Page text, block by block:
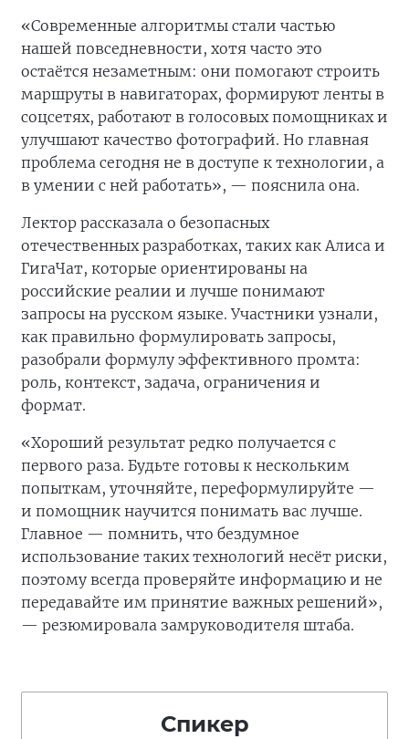
«Современные алгоритмы стали частью
нашей повседневности, хотя часто это
остаётся незаметным: они помогают строить
маршруты в навигаторах, формируют ленты в
соцсетях, работают в голосовых помощниках и
улучшают качество фотографий. Но главная
проблема сегодня не в доступе к технологии, а
в умении с ней работать», — пояснила она.
Лектор рассказала о безопасных
отечественных разработках, таких как Алиса и
ГигаЧат, которые ориентированы на
российские реалии и лучше понимают
запросы на русском языке. Участники узнали,
как правильно формулировать запросы,
разобрали формулу эффективного промта:
роль, контекст, задача, ограничения и
формат.
«Хороший результат редко получается с
первого раза. Будьте готовы к нескольким
попыткам, уточняйте, переформулируйте —
и помощник научится понимать вас лучше.
Главное — помнить, что бездумное
использование таких технологий несёт риски,
поэтому всегда проверяйте информацию и не
передавайте им принятие важных решений»,
— резюмировала замруководителя штаба.
Спикер